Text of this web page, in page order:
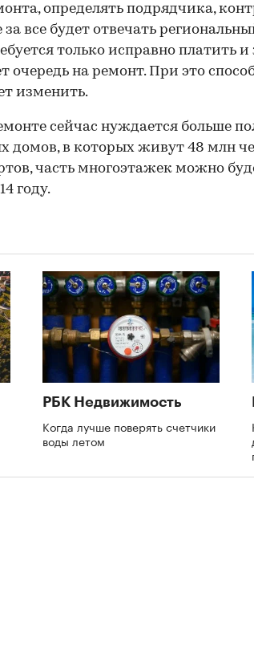
00:00
определять подрядчика,
все будет отвечать
только исправно платить и
очередь на ремонт. При это
изменить.
сейчас нуждается больше
домов, в которых живут 48 млн
часть многоэтажек можно
году.
РБК Недвижимость
Когда лучше поверять счетчики
воды летом